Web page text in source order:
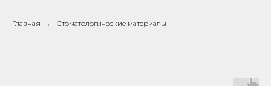
Главная → Стоматологические материалы